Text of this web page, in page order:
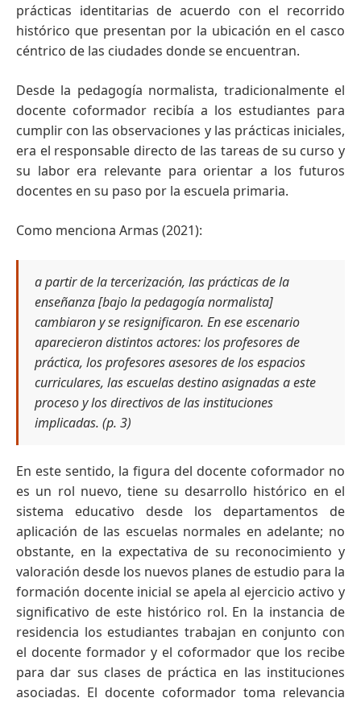
prácticas identitarias de acuerdo con el recorrido
histórico que presentan por la ubicación en el casco
céntrico de las ciudades donde se encuentran.
Desde la pedagogía normalista, tradicionalmente el
docente coformador recibía a los estudiantes para
cumplir con las observaciones y las prácticas iniciales,
era el responsable directo de las tareas de su curso y
su labor era relevante para orientar a los futuros
docentes en su paso por la escuela primaria.
Como menciona Armas (2021):
a partir de la tercerización, las prácticas de la
enseñanza [bajo la pedagogía normalista]
cambiaron y se resignificaron. En ese escenario
aparecieron distintos actores: los profesores de
práctica, los profesores asesores de los espacios
curriculares, las escuelas destino asignadas a este
proceso y los directivos de las instituciones
implicadas. (p. 3)
En este sentido, la figura del docente coformador no
es un rol nuevo, tiene su desarrollo histórico en el
sistema educativo desde los departamentos de
aplicación de las escuelas normales en adelante; no
obstante, en la expectativa de su reconocimiento y
valoración desde los nuevos planes de estudio para la
formación docente inicial se apela al ejercicio activo y
significativo de este histórico rol. En la instancia de
residencia los estudiantes trabajan en conjunto con
el docente formador y el coformador que los recibe
para dar sus clases de práctica en las instituciones
asociadas. El docente coformador toma relevancia